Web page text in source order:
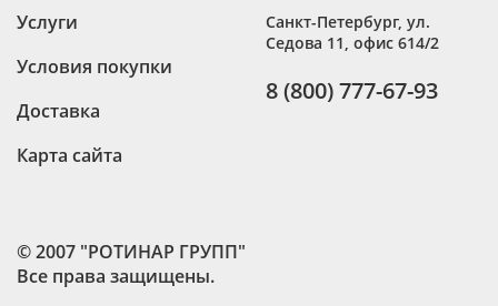
© 2007 "РОТИНАР ГРУПП"
Все права защищены.
Услуги
Условия покупки
Доставка
Карта сайта
Санкт-Петербург, ул.
Седова 11, офис 614/2
8 (800) 777-67-93